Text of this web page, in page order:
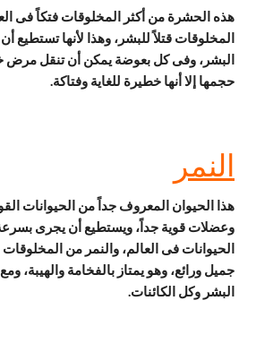
هذه الحشرة من أكثر المخلوقات فتكاً فى
المخلوقات قتلاً للبشر، وهذا لأنها تستطيع
البشر، وفى كل بعوضة يمكن أن تنقل مرض
حجمها إلا أنها خطيرة للغاية وفتاكة.
النمر
هذا الحيوان المعروف جداً من الحيوانات
وعضلات قوية جداً، ويستطيع أن يجرى
الحيوانات فى العالم، والنمر من المخلوقات
جميل ورائع، وهو يمتاز بالفخامة والهيبة،
البشر وكل الكائنات.